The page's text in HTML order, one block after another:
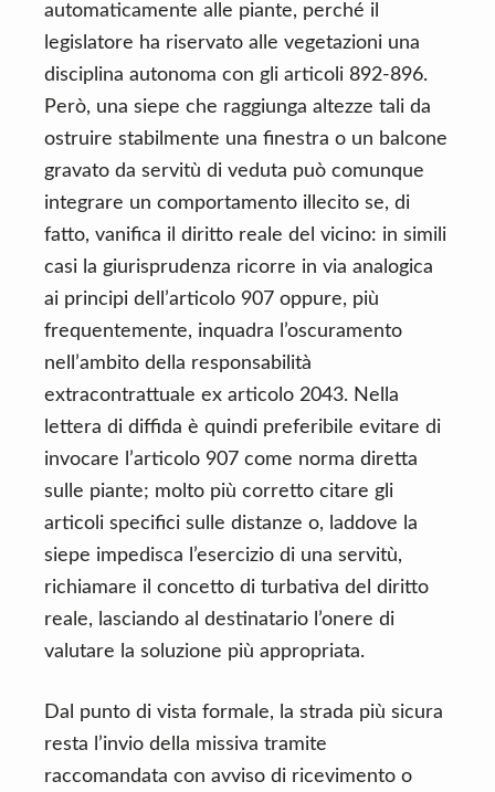
automaticamente alle piante, perché il
legislatore ha riservato alle vegetazioni una
disciplina autonoma con gli articoli 892-896.
Però, una siepe che raggiunga altezze tali da
ostruire stabilmente una finestra o un balcone
gravato da servitù di veduta può comunque
integrare un comportamento illecito se, di
fatto, vanifica il diritto reale del vicino: in simili
casi la giurisprudenza ricorre in via analogica
ai principi dell’articolo 907 oppure, più
frequentemente, inquadra l’oscuramento
nell’ambito della responsabilità
extracontrattuale ex articolo 2043. Nella
lettera di diffida è quindi preferibile evitare di
invocare l’articolo 907 come norma diretta
sulle piante; molto più corretto citare gli
articoli specifici sulle distanze o, laddove la
siepe impedisca l’esercizio di una servitù,
richiamare il concetto di turbativa del diritto
reale, lasciando al destinatario l’onere di
valutare la soluzione più appropriata.
Dal punto di vista formale, la strada più sicura
resta l’invio della missiva tramite
raccomandata con avviso di ricevimento o